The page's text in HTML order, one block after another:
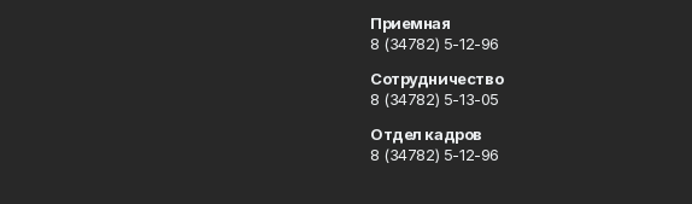
Приемная
8 (34782) 5-12-96
Сотрудничество
8 (34782) 5-13-05
Отдел кадров
8 (34782) 5-12-96